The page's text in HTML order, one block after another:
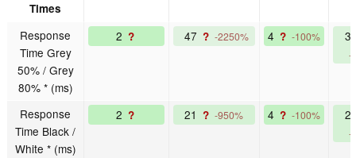
Times
Response
Time Grey
50% / Grey
80% * (ms)
2 ? 47 ? -2250% 4 ? -100%
-
Response
Time Black /
White * (ms)
2 ? 21 ? -950% 4 ? -100%
-